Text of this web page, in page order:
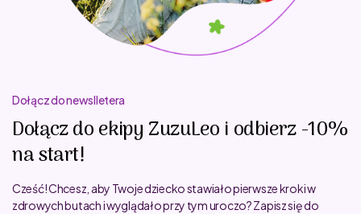
Dołącz do newslletera
Dołącz do ekipy ZuzuLeo i odbierz -10%
na start!
Cześć! Chcesz, aby Twoje dziecko stawiało pierwsze kroki w
zdrowych butach i wyglądało przy tym uroczo? Zapisz się do